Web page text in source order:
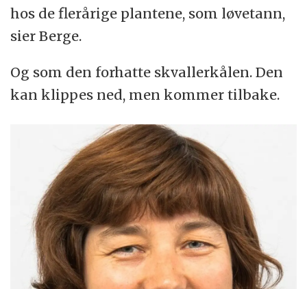
hos de flerårige plantene, som løvetann,
sier Berge.
Og som den forhatte skvallerkålen. Den
kan klippes ned, men kommer tilbake.